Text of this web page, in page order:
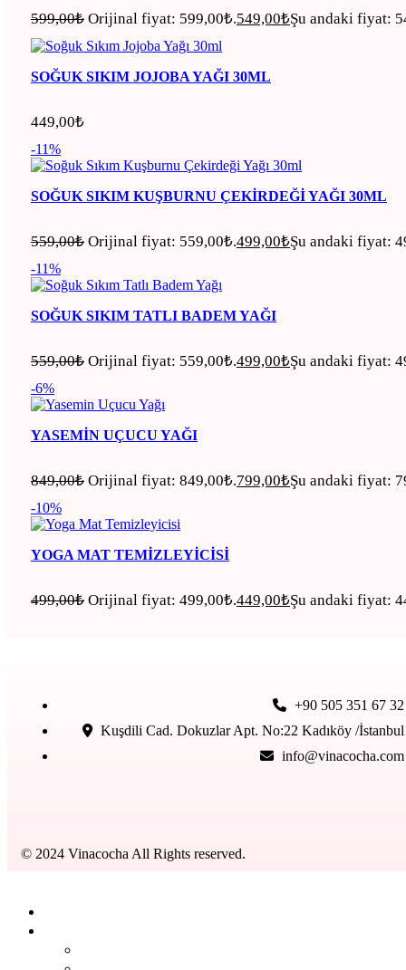
599,00₺ Orijinal fiyat: 599,00₺.549,00₺Şu andaki fiyat:
SOĞUK SIKIM JOJOBA YAĞI 30ML
449,00₺
-11%
SOĞUK SIKIM KUŞBURNU ÇEKIRDEĞI YAĞI 30ML
559,00₺ Orijinal fiyat: 559,00₺.499,00₺Şu andaki fiyat:
-11%
SOĞUK SIKIM TATLI BADEM YAĞI
559,00₺ Orijinal fiyat: 559,00₺.499,00₺Şu andaki fiyat:
-6%
YASEMIN UÇUCU YAĞI
849,00₺ Orijinal fiyat: 849,00₺.799,00₺Şu andaki fiyat:
-10%
YOGA MAT TEMIZLEYICISI
499,00₺ Orijinal fiyat: 499,00₺.449,00₺Şu andaki fiyat:
+90 505 351 67 32
Kuşdili Cad. Dokuzlar Apt. No:22 Kadıköy /İstanbul
info@vinacocha.com
© 2024 Vinacocha All Rights reserved.